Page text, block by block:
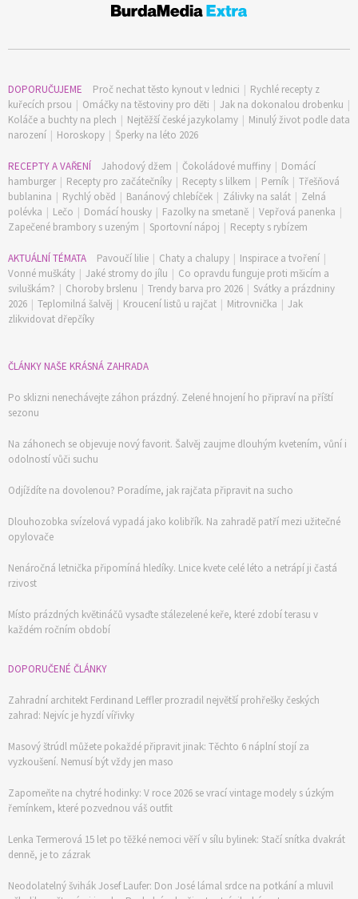
DOPORUČUJEME Proč nechat těsto kynout v lednici | Rychlé recepty z
kuřecích prsou | Omáčky na těstoviny pro děti | Jak na dokonalou drobenku |
Koláče a buchty na plech | Nejtěžší české jazykolamy | Minulý život podle data
narození | Horoskopy | Šperky na léto 2026
RECEPTY A VAŘENÍ Jahodový džem | Čokoládové muffiny | Domácí
hamburger | Recepty pro začátečníky | Recepty s lilkem | Perník | Třešňová
bublanina | Rychlý oběd | Banánový chlebíček | Zálivky na salát | Zelná
polévka | Lečo | Domácí housky | Fazolky na smetaně | Vepřová panenka |
Zapečené brambory s uzeným | Sportovní nápoj | Recepty s rybízem
AKTUÁLNÍ TÉMATA Pavoučí lilie | Chaty a chalupy | Inspirace a tvoření |
Vonné muškáty | Jaké stromy do jílu | Co opravdu funguje proti mšicím a
sviluškám? | Choroby brslenu | Trendy barva pro 2026 | Svátky a prázdniny
2026 | Teplomilná šalvěj | Kroucení listů u rajčat | Mitrovnička | Jak
zlikvidovat dřepčíky
ČLÁNKY NAŠE KRÁSNÁ ZAHRADA
Po sklizni nenechávejte záhon prázdný. Zelené hnojení ho připraví na příští
sezonu
Na záhonech se objevuje nový favorit. Šalvěj zaujme dlouhým kvetením, vůní i
odolností vůči suchu
Odjíždíte na dovolenou? Poradíme, jak rajčata připravit na sucho
Dlouhozobka svízelová vypadá jako kolibřík. Na zahradě patří mezi užitečné
opylovače
Nenáročná letnička připomíná hledíky. Lnice kvete celé léto a netrápí ji častá
rzivost
Místo prázdných květináčů vysaďte stálezelené keře, které zdobí terasu v
každém ročním období
DOPORUČENÉ ČLÁNKY
Zahradní architekt Ferdinand Leffler prozradil největší prohřešky českých
zahrad: Nejvíc je hyzdí vířivky
Masový štrúdl můžete pokaždé připravit jinak: Těchto 6 náplní stojí za
vyzkoušení. Nemusí být vždy jen maso
Zapomeňte na chytré hodinky: V roce 2026 se vrací vintage modely s úzkým
řemínkem, které pozvednou váš outfit
Lenka Termerová 15 let po těžké nemoci věří v sílu bylinek: Stačí snítka dvakrát
denně, je to zázrak
Neodolatelný švihák Josef Laufer: Don José lámal srdce na potkání a mluvil